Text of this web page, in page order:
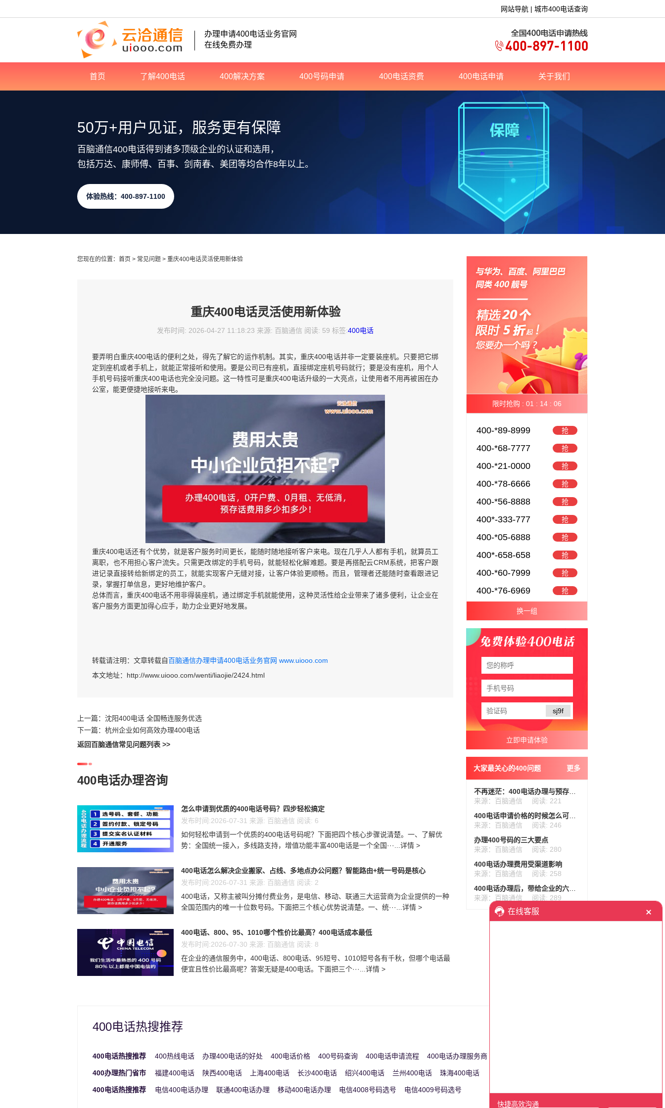
网站导航 | 城市400电话查询
办理申请400电话业务官网
在线免费办理
首页 了解400电话 400解决方案 400号码申请 400电话资费 400电话申请 关于我们
50万+用户见证，服务更有保障
百脑通信400电话得到诸多顶级企业的认证和选用，
包括万达、康师傅、百事、剑南春、美团等均合作8年以上。
体验热线：400-897-1100
您现在的位置： 首页 > 常见问题 > 重庆400电话灵活使用新体验
重庆400电话灵活使用新体验
发布时间: 2026-04-27 11:18:23 来源: 百脑通信 阅读: 59 标签:400电话
要弄明白重庆400电话的便利之处，得先了解它的运作机制。其实，重庆400电话并非一定要装座机。只要把它绑
定到座机或者手机上，就能正常接听和使用。要是公司已有座机，直接绑定座机号码就行；要是没有座机，用个人
手机号码接听重庆400电话也完全没问题。这一特性可是重庆400电话升级的一大亮点，让使用者不用再被困在办
公室，能更便捷地接听来电。
重庆400电话还有个优势，就是客户服务时间更长，能随时随地接听客户来电。现在几乎人人都有手机，就算员工
离职，也不用担心客户流失。只需更改绑定的手机号码，就能轻松化解难题。要是再搭配云CRM系统，把客户跟
进记录直接转给新绑定的员工，就能实现客户无缝对接，让客户体验更顺畅。而且，管理者还能随时查看跟进记
录，掌握打单信息，更好地维护客户。
总体而言，重庆400电话不用非得装座机，通过绑定手机就能使用，这种灵活性给企业带来了诸多便利，让企业在
客户服务方面更加得心应手，助力企业更好地发展。
转载请注明：文章转载自百脑通信办理申请400电话业务官网 www.uiooo.com
本文地址： http://www.uiooo.com/wenti/liaojie/2424.html
上一篇： 沈阳400电话 全国畅连服务优选
下一篇： 杭州企业如何高效办理400电话
返回百脑通信常见问题列表 >>
400电话办理咨询
怎么申请到优质的400电话号码？四步轻松搞定
发布时间:2026-07-31 来源: 百脑通信 阅读: 6
如何轻松申请到一个优质的400电话号码呢？下面把四个核心步骤说清楚。一、了解优
势：全国统一接入，多线路支持，增值功能丰富400电话是一个全国···...详情 >
400电话怎么解决企业搬家、占线、多地点办公问题？智能路由+统一号码是核心
发布时间:2026-07-31 来源: 百脑通信 阅读: 2
400电话，又称主被叫分摊付费业务，是电信、移动、联通三大运营商为企业提供的一种
全国范围内的唯一十位数号码。下面把三个核心优势说清楚。一、统···...详情 >
400电话、800、95、1010哪个性价比最高？400电话成本最低
发布时间:2026-07-30 来源: 百脑通信 阅读: 8
在企业的通信服务中，400电话、800电话、95短号、1010短号各有千秋，但哪个电话最
便宜且性价比最高呢？答案无疑是400电话。下面把三个···...详情 >
限时抢购 : 01 : 14 : 06
400-*89-8999 抢
400-*68-7777 抢
400-*21-0000 抢
400-*78-6666 抢
400-*56-8888 抢
400*-333-777 抢
400-*05-6888 抢
400*-658-658 抢
400-*60-7999 抢
400-*76-6969 抢
换一组
sj9f
大家最关心的400问题 更多
来源：百脑通信
阅读: 221
来源：百脑通信
阅读: 246
办理400号码的三大要点
来源：百脑通信
阅读: 280
400电话办理费用受渠道影响
来源：百脑通信
阅读: 258
来源：百脑通信
阅读: 289
400电话热搜推荐
400电话热搜推荐 400热线电话 办理400电话的好处 400电话价格 400号码查询 400电话申请流程 400电话办理服务商
400办理热门省市 福建400电话 陕西400电话 上海400电话 长沙400电话 绍兴400电话 兰州400电话 珠海400电话
400电话热搜推荐 电信400电话办理 联通400电话办理 移动400电话办理 电信4008号码选号 电信4009号码选号